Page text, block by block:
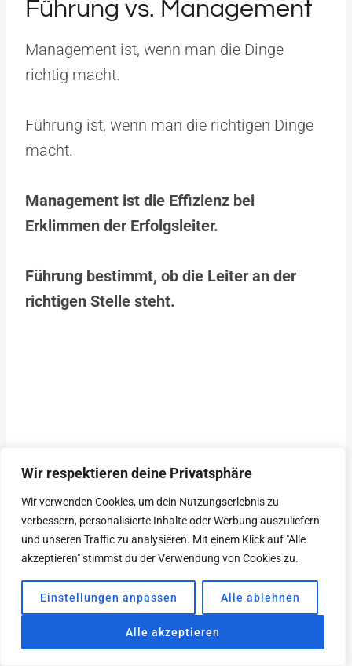
Wir respektieren deine Privatsphäre
Wir verwenden Cookies, um dein Nutzungserlebnis zu
verbessern, personalisierte Inhalte oder Werbung auszuliefern
und unseren Traffic zu analysieren. Mit einem Klick auf "Alle
akzeptieren" stimmst du der Verwendung von Cookies zu.
Einstellungen anpassen Alle ablehnen
Alle akzeptieren
Führung vs. Management
Management ist, wenn man die Dinge
richtig macht.
Führung ist, wenn man die richtigen Dinge
macht.
Management ist die Effizienz bei
Erklimmen der Erfolgsleiter.
Führung bestimmt, ob die Leiter an der
richtigen Stelle steht.
Über Steven
Covey